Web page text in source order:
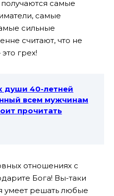
самые
самые
сильные
считают, что не
грех!
души 40-летней
всем мужчинам
прочитать
отношениях с
Бога! Вы-таки
умеет решать любые